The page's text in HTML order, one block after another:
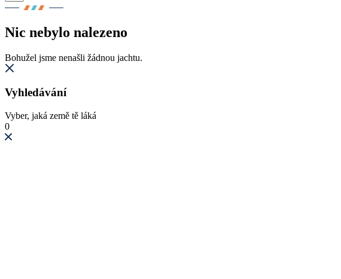
Nic nebylo nalezeno
Bohužel jsme nenašli žádnou jachtu.
Vyhledávání
Vyber, jaká země tě láká
0